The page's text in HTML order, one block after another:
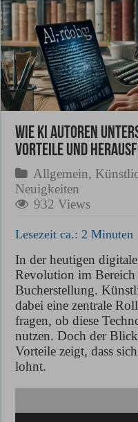
Wie KI Autoren
Vorteile und
Allgemein,
Neuigkeiten
932 Views
Lesezeit ca.: 2 Minuten
In der heutigen
Revolution im Bereich
Bucherstellung.
dabei eine zentrale
fragen, ob diese
nutzen. Doch der
Vorteile zeigt, dass
lohnt.